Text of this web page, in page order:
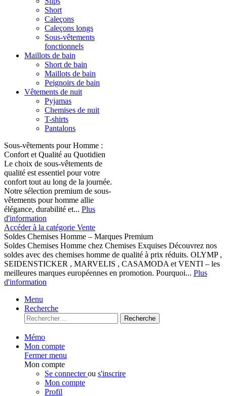
Short
Caleçons
Caleçons longs
Sous-vêtements
fonctionnels
Maillots de bain
Short de bain
Maillots de bain
Peignoirs de bain
Vêtements de nuit
Pyjamas
Chemises de nuit
T-shirts
Pantalons
Sous-vêtements pour Homme :
Confort et Qualité au Quotidien
Le choix de sous-vêtements de
qualité est essentiel pour votre
confort tout au long de la journée.
Notre sélection premium de sous-
vêtements pour homme allie
élégance, durabilité et... Plus
d'information
Accéder à la catégorie Vente
Soldes Chemises Homme – Marques Premium
Soldes Chemises Homme chez Chemises Exquises Découvrez nos
soldes avec des chemises homme de qualité à prix réduits. OLYMP ,
SEIDENSTICKER , MARVELIS , CASAMODA et VENTI – les
meilleures marques européennes en promotion. Pourquoi... Plus
d'information
Menu
Recherche
Recherche
Mémo
Mon compte
Fermer menu
Mon compte
Se connecterou s'inscrire
Mon compte
Profil